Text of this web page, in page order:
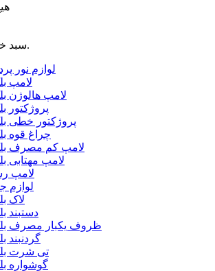
سبد خرید شما خالی است.
لوازم نور
لامپ
لامپ هالوژن
پروژکتور
پروژکتور خطی
چراغ قوه
لامپ کم مصرف
لامپ مهتابی
لامپ
لوازم
لاک
دستبند
ظروف یکبار مصرف
گردنبند
تی شرت
گوشواره